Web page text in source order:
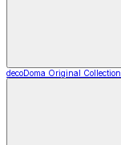
decoDoma Original Collection